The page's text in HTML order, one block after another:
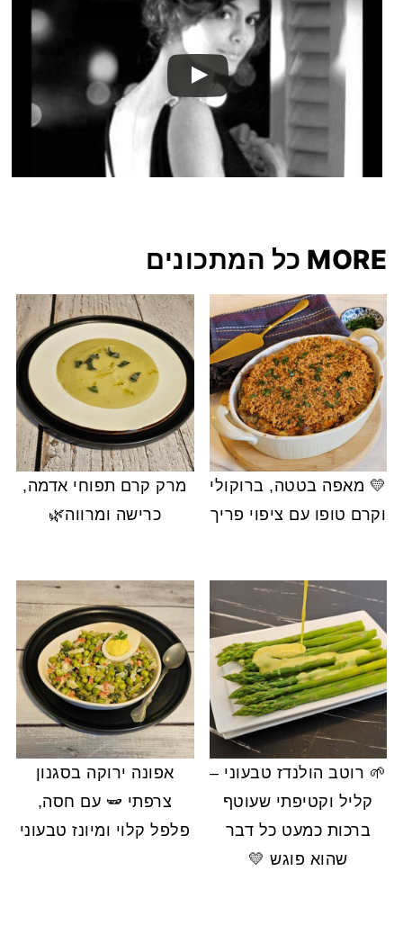
MORE כל המתכונים
💛 מאפה בטטה, ברוקולי
וקרם טופו עם ציפוי פריך
מרק קרם תפוחי אדמה,
כרישה ומרווה🌿
🌱 רוטב הולנדז טבעוני –
קליל וקטיפתי שעוטף
ברכות כמעט כל דבר
שהוא פוגש 💛
אפונה ירוקה בסגנון
צרפתי 🫛 עם חסה,
פלפל קלוי ומיונז טבעוני